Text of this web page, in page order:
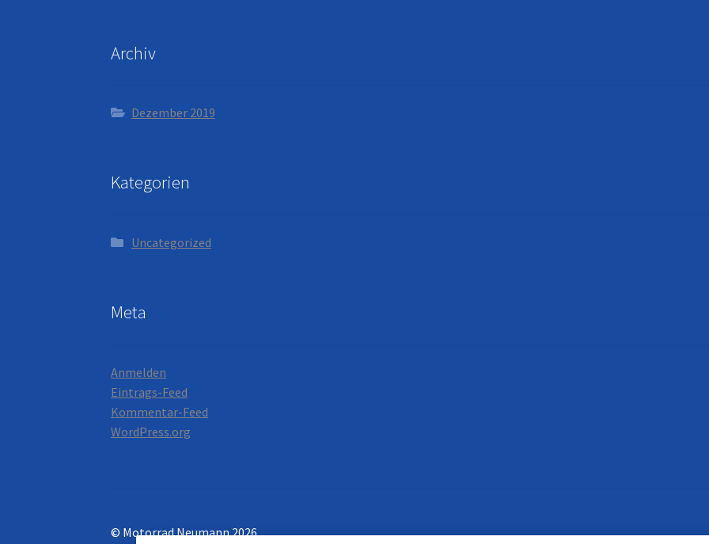
Archiv
Dezember 2019
Kategorien
Uncategorized
Meta
Anmelden
Eintrags-Feed
Kommentar-Feed
WordPress.org
© Motorrad Neumann 2026